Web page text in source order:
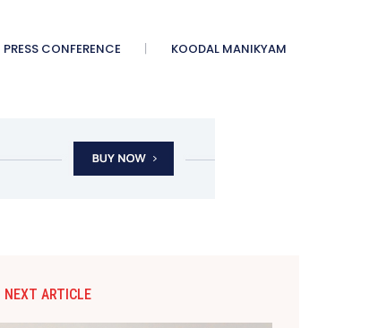
PRESS CONFERENCE KOODAL MANIKYAM
NEXT ARTICLE